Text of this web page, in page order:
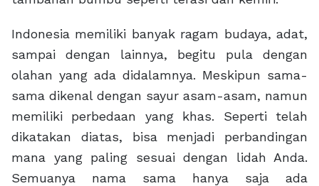
Indonesia memiliki banyak ragam budaya, adat,
sampai dengan lainnya, begitu pula dengan
olahan yang ada didalamnya. Meskipun sama-
sama dikenal dengan sayur asam-asam, namun
memiliki perbedaan yang khas. Seperti telah
dikatakan diatas, bisa menjadi perbandingan
mana yang paling sesuai dengan lidah Anda.
Semuanya nama sama hanya saja ada